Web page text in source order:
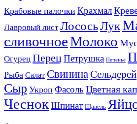
Крабовые палочки Крахмал
Лавровый лист ЛососьЛук
сливочноеМолоко
Огурец ПерецПетрушка Печенье
Рыба Салат СвининаСельдерей
Сыр Укроп Фасоль Цветная
ЧеснокШпинат Щавель